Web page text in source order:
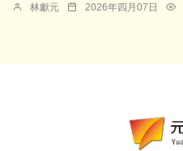
林獻元 2026年四月07日